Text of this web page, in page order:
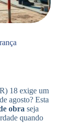
18 exige um
agosto? Esta
obra seja
quando